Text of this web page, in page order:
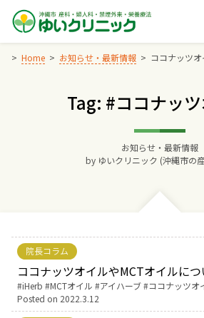
Skip
content
Home お知らせ・最新情報 ココナッツオ
Tag: #ココナッ
お知らせ・最新情報
by ゆいクリニック (沖縄市の
院長コラム
ココナッツオイルやMCTオイルに
Tags:
iHerb MCTオイル アイハーブ
ココナッツオ
Posted on 2022.3.12
Home
交通アクセス
診療料金
妊婦健診